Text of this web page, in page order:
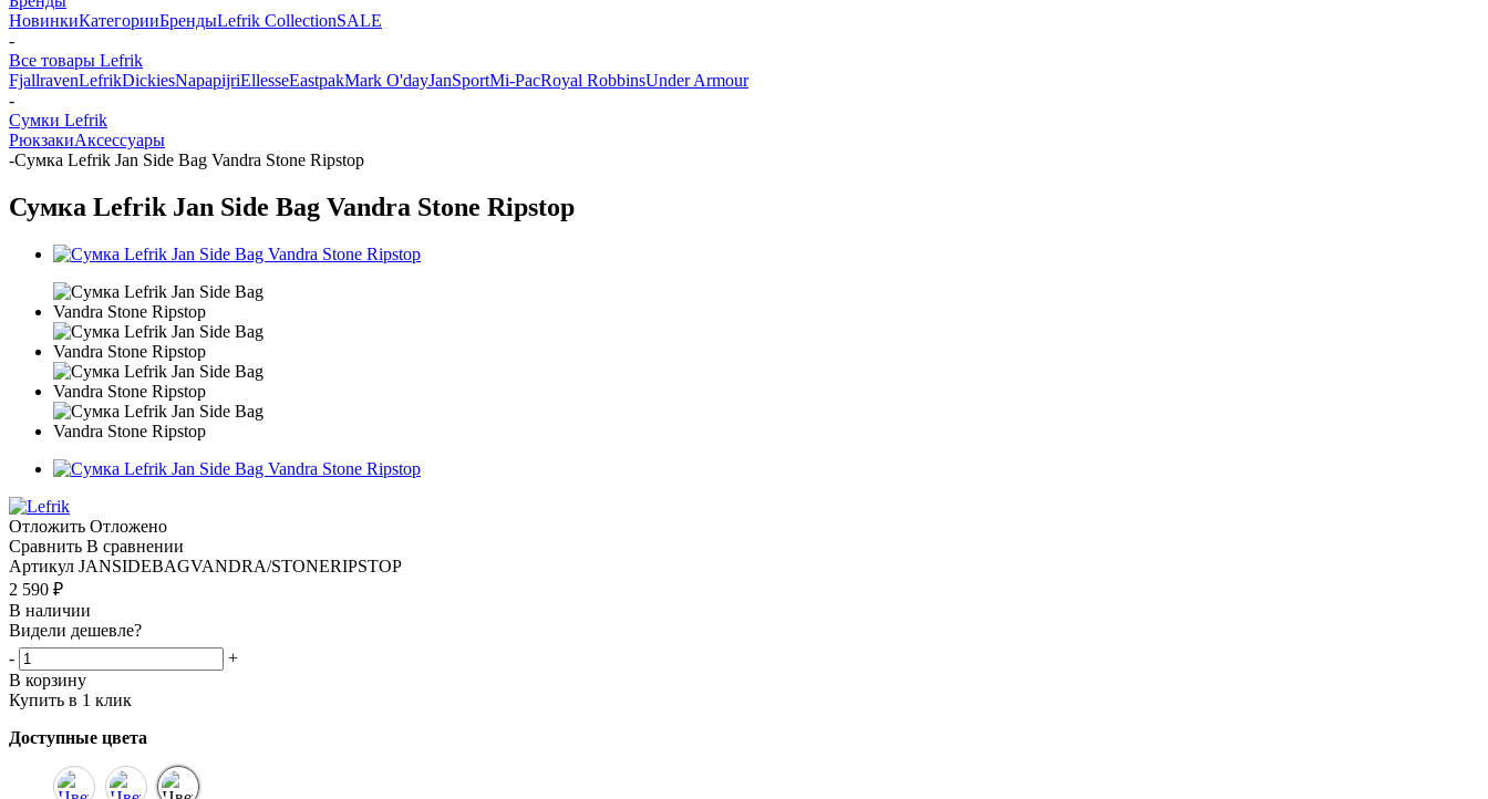
НовинкиКатегорииБрендыLefrik CollectionSALE
-
Все товары Lefrik
FjallravenLefrikDickiesNapapijriEllesseEastpakMark O'dayJanSportMi-PacRoyal RobbinsUnder Armour
-
Сумки Lefrik
РюкзакиАксессуары
-Сумка Lefrik Jan Side Bag Vandra Stone Ripstop
Сумка Lefrik Jan Side Bag Vandra Stone Ripstop
Отложить Отложено
Сравнить В сравнении
Артикул JANSIDEBAGVANDRA/STONERIPSTOP
2 590 ₽
В наличии
Видели дешевле?
-
+
В корзину
Купить в 1 клик
Доступные цвета